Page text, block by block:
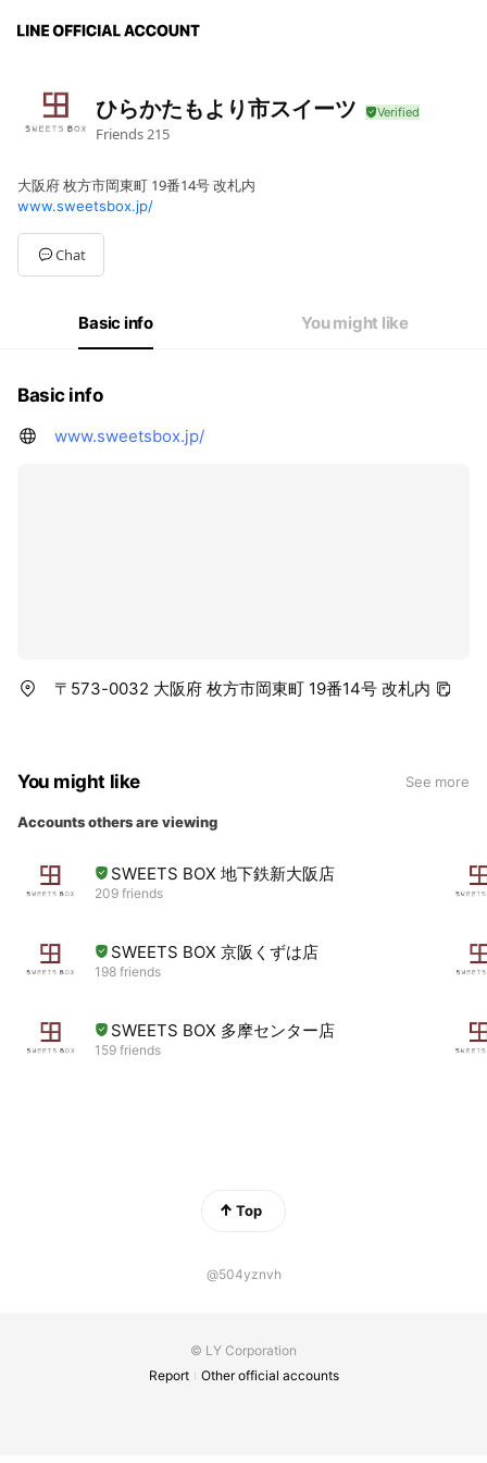
ひらかたもより市スイーツ
Friends 215
大阪府 枚方市岡東町 19番14号 改札内
www.sweetsbox.jp/
Chat
Basic info You might like
Basic info
www.sweetsbox.jp/
〒573-0032 大阪府 枚方市岡東町 19番14号 改札内
You might like See more
Accounts others are viewing
SWEETS BOX 地下鉄新大阪店
209 friends
SWEETS BOX 京阪くずは店
198 friends
SWEETS BOX 多摩センター店
159 friends
Top
@504yznvh
© LY Corporation
Report
Other official accounts